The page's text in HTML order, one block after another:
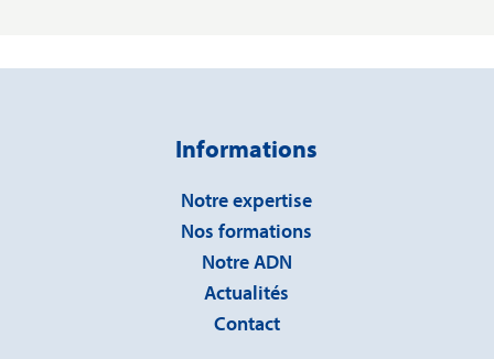
Informations
Notre expertise
Nos formations
Notre ADN
Actualités
Contact